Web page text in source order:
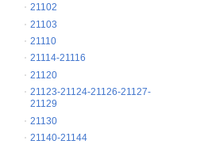
21102
21103
21110
21114-21116
21120
21123-21124-21126-21127-
21129
21130
21140-21144